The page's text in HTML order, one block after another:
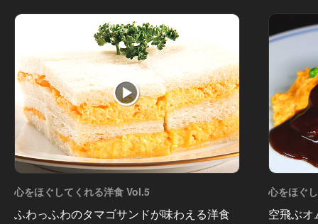
心をほぐしてくれる洋食 Vol.5
ふわっふわのタマゴサンドが味わえる洋食
心をほぐ
空飛ぶ